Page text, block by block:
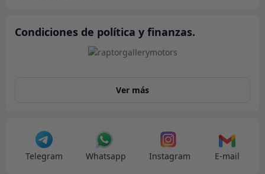
Condiciones de política y finanzas.
Ver más
Telegram Whatsapp Instagram E-mail